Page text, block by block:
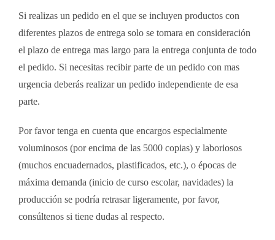
Si realizas un pedido en el que se incluyen productos con
diferentes plazos de entrega solo se tomara en consideración
el plazo de entrega mas largo para la entrega conjunta de todo
el pedido. Si necesitas recibir parte de un pedido con mas
urgencia deberás realizar un pedido independiente de esa
parte.
Por favor tenga en cuenta que encargos especialmente
voluminosos (por encima de las 5000 copias) y laboriosos
(muchos encuadernados, plastificados, etc.), o épocas de
máxima demanda (inicio de curso escolar, navidades) la
producción se podría retrasar ligeramente, por favor,
consúltenos si tiene dudas al respecto.